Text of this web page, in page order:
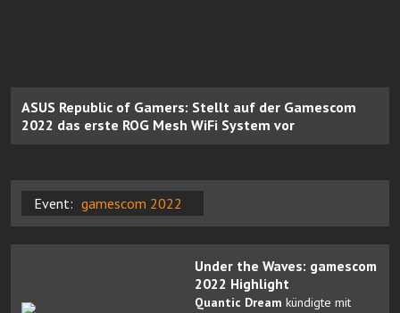
ASUS Republic of Gamers: Stellt auf der Gamescom
2022 das erste ROG Mesh WiFi System vor
Event: gamescom 2022
Under the Waves: gamescom
2022 Highlight
Quantic Dream kündigte mit